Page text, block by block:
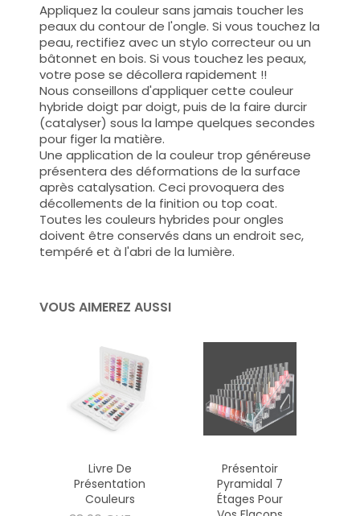
Appliquez la couleur sans jamais toucher les
peaux du contour de l'ongle. Si vous touchez la
peau, rectifiez avec un stylo correcteur ou un
bâtonnet en bois. Si vous touchez les peaux,
votre pose se décollera rapidement !!
Nous conseillons d'appliquer cette couleur
hybride doigt par doigt, puis de la faire durcir
(catalyser) sous la lampe quelques secondes
pour figer la matière.
Une application de la couleur trop généreuse
présentera des déformations de la surface
après catalysation. Ceci provoquera des
décollements de la finition ou top coat.
Toutes les couleurs hybrides pour ongles
doivent être conservés dans un endroit sec,
tempéré et à l'abri de la lumière.
VOUS AIMEREZ AUSSI
Livre De
Présentation
Couleurs
Présentoir
Pyramidal 7
Étages Pour